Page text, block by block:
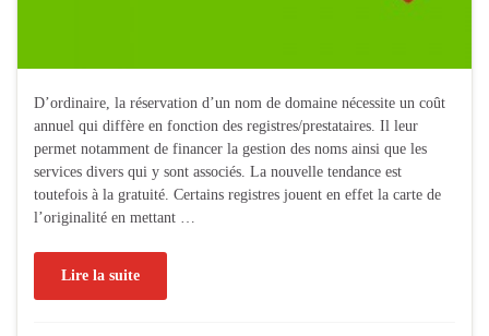
D’ordinaire, la réservation d’un nom de domaine nécessite un coût
annuel qui diffère en fonction des registres/prestataires. Il leur
permet notamment de financer la gestion des noms ainsi que les
services divers qui y sont associés. La nouvelle tendance est
toutefois à la gratuité. Certains registres jouent en effet la carte de
l’originalité en mettant …
Lire la suite